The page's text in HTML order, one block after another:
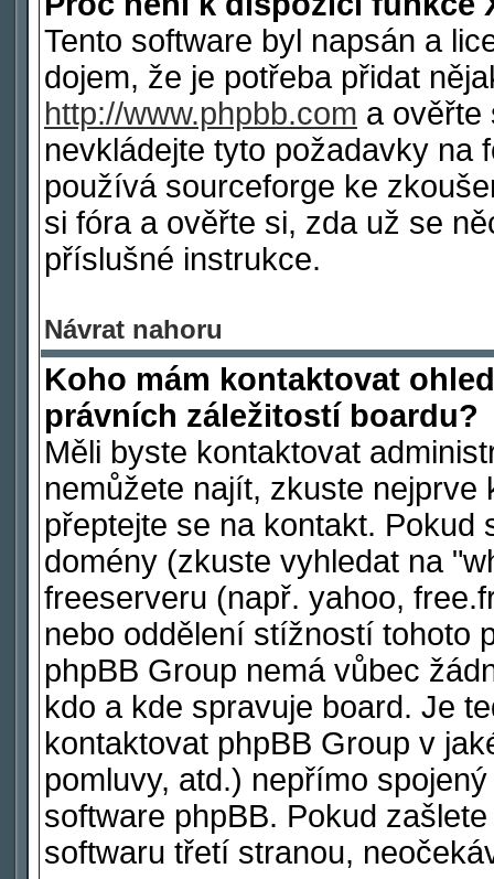
Tento software byl napsán a
dojem, že je potřeba přidat
http://www.phpbb.com a ověřte
nevkládejte tyto požadavky na
používá sourceforge ke
si fóra a ověřte si, zda už se
příslušné instrukce.
Návrat nahoru
Koho mám kontaktovat
právních záležitostí boardu?
Měli byste kontaktovat
nemůžete najít, zkuste
přeptejte se na kontakt. Pokud
domény (zkuste vyhledat na
freeserveru (např. yahoo,
nebo oddělení stížností tohoto
phpBB Group nemá vůbec
kdo a kde spravuje board. Je
kontaktovat phpBB Group v
pomluvy, atd.) nepřímo
software phpBB. Pokud
softwaru třetí stranou,